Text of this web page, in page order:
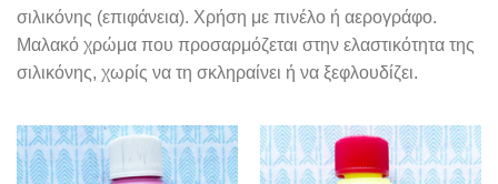
σιλικόνης (επιφάνεια). Χρήση με πινέλο ή αερογράφο.
Μαλακό χρώμα που προσαρμόζεται στην ελαστικότητα της
σιλικόνης, χωρίς να τη σκληραίνει ή να ξεφλουδίζει.